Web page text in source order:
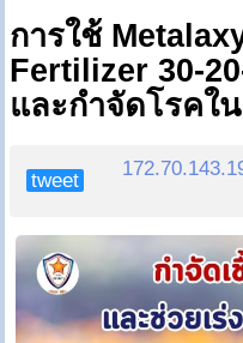
การใช้
Fertilizer 30-
และกำจัดโรคใ
tweet